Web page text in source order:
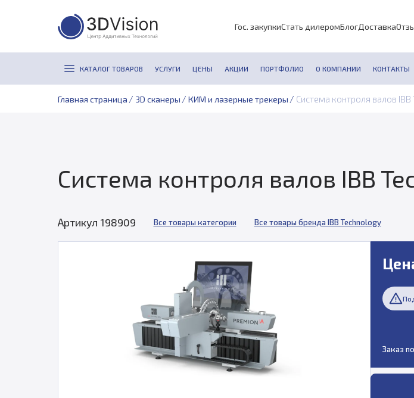
Гос. закупкиСтать дилеромБлогДоставка
КАТАЛОГ ТОВАРОВ УСЛУГИ ЦЕНЫ АКЦИИ ПОРТФОЛИО О КОМПАНИИ КОНТАКТЫ
Главная страница / 3D сканеры / КИМ и лазерные трекеры / Система контроля валов IBB
Система контроля валов IBB
Артикул 198909 Все товары категории Все товары бренда IBB Technology
Заказ